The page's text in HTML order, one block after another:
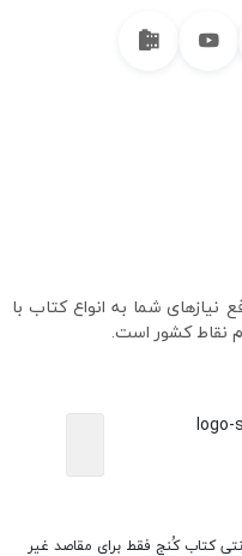
شما به انواع کتاب با
نقاط کشور است.
کتاب کُنج فقط برای مقاصد غیر